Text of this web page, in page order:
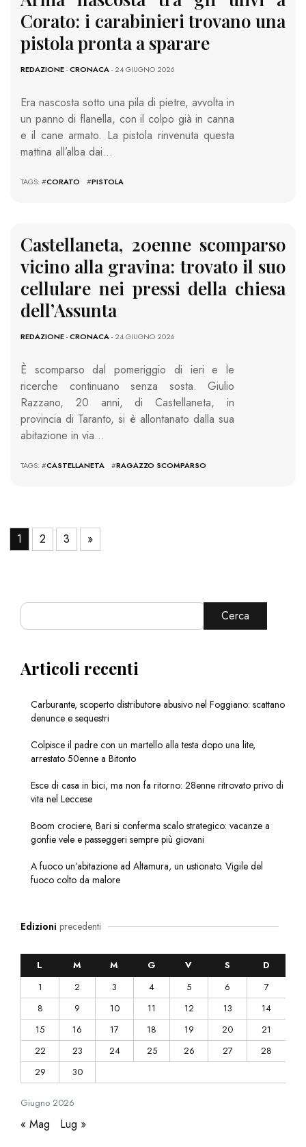
Corato: i carabinieri trovano una
pistola pronta a sparare
REDAZIONE-CRONACA- 24 GIUGNO 2026
Era nascosta sotto una pila di pietre, avvolta in
un panno di flanella, con il colpo già in canna
e il cane armato. La pistola rinvenuta questa
mattina all’alba dai…
TAGS: #CORATO #PISTOLA
Castellaneta, 20enne scomparso
vicino alla gravina: trovato il suo
cellulare nei pressi della chiesa
dell’Assunta
REDAZIONE-CRONACA- 24 GIUGNO 2026
È scomparso dal pomeriggio di ieri e le
ricerche continuano senza sosta. Giulio
Razzano, 20 anni, di Castellaneta, in
provincia di Taranto, si è allontanato dalla sua
abitazione in via…
TAGS: #CASTELLANETA #RAGAZZO SCOMPARSO
1 2 3 »
Cerca
Articoli recenti
Carburante, scoperto distributore abusivo nel Foggiano: scattano
denunce e sequestri
Colpisce il padre con un martello alla testa dopo una lite,
arrestato 50enne a Bitonto
Esce di casa in bici, ma non fa ritorno: 28enne ritrovato privo di
vita nel Leccese
Boom crociere, Bari si conferma scalo strategico: vacanze a
gonfie vele e passeggeri sempre più giovani
A fuoco un’abitazione ad Altamura, un ustionato. Vigile del
fuoco colto da malore
Edizioni precedenti
Giugno 2026
L M M G V S
D
1
2 3 4 5 6
7
8
9 10 11 12 13
14
15
16 17 18 19 20
21
22
23 24 25 26 27
28
29
30
« Mag Lug »